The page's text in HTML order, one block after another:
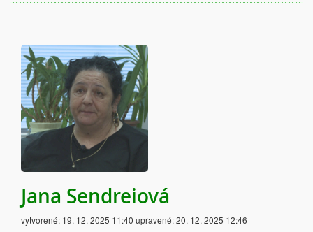
Jana Sendreiová
vytvorené: 19. 12. 2025 11:40 upravené:20. 12. 2025 12:46